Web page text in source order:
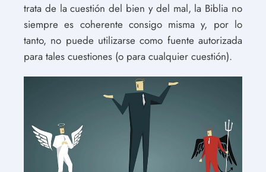
trata de la cuestión del bien y del mal, la Biblia no
siempre es coherente consigo misma y, por lo
tanto, no puede utilizarse como fuente autorizada
para tales cuestiones (o para cualquier cuestión).